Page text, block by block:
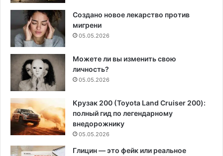
Создано новое лекарство против
мигрени
05.05.2026
Можете ли вы изменить свою
личность?
05.05.2026
Крузак 200 (Toyota Land Cruiser 200):
полный гид по легендарному
внедорожнику
05.05.2026
Глицин — это фейк или реальное